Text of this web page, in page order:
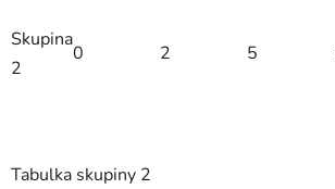
Skupina
2
0 2 5
Tabulka skupiny 2